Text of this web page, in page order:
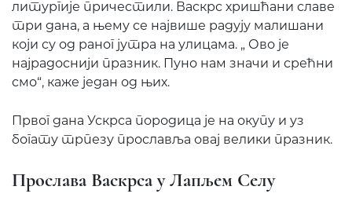
литургије причестили. Васкрс хришћани славе
три дана, а њему се највише радују малишани
који су од раног јутра на улицама. „ Ово је
најрадоснији празник. Пуно нам значи и срећни
смо“, каже један од њих.
Првог дана Ускрса породица је на окупу и уз
богату трпезу прославља овај велики празник.
Прослава Васкрса у Лапљем Селу